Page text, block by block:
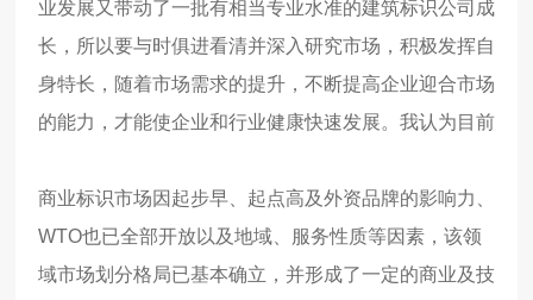
业发展又带动了一批有相当专业水准的建筑标识公司成
长，所以要与时俱进看清并深入研究市场，积极发挥自
身特长，随着市场需求的提升，不断提高企业迎合市场
的能力，才能使企业和行业健康快速发展。 我认为目前
商业标识市场因起步早、起点高及外资品牌的影响力、
WTO也已全部开放以及地域、服务性质等因素，该领
域市场划分格局已基本确立，并形成了一定的商业及技